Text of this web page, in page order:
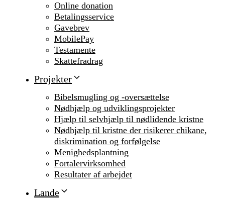
Online donation
Betalingsservice
Gavebrev
MobilePay
Testamente
Skattefradrag
Projekter
Bibelsmugling og -oversættelse
Nødhjælp og udviklingsprojekter
Hjælp til selvhjælp til nødlidende kristne
Nødhjælp til kristne der risikerer chikane,
diskrimination og forfølgelse
Menighedsplantning
Fortalervirksomhed
Resultater af arbejdet
Lande